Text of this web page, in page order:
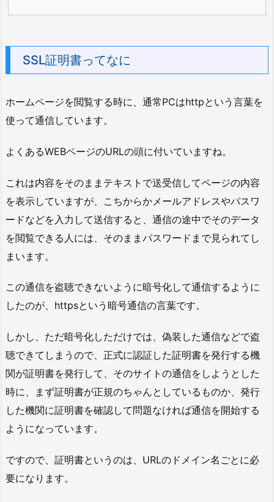
SSL証明書ってなに
ホームページを閲覧する時に、通常PCはhttpという言葉を
使って通信しています。
よくあるWEBページのURLの頭に付いていますね。
これは内容をそのままテキストで送受信してページの内容
を表示していますが、こちからかメールアドレスやパスワ
ードなどを入力して送信すると、通信の途中でそのデータ
を閲覧できる人には、そのままパスワードまで見られてし
まいます。
この通信を盗聴できないように暗号化して通信するように
したのが、httpsという暗号通信の言葉です。
しかし、ただ暗号化しただけでは、偽装した通信などで盗
聴できてしまうので、正式に認証した証明書を発行する機
関が証明書を発行して、そのサイトの通信をしようとした
時に、まず証明書が正規のちゃんとしているものか、発行
した機関に証明書を確認して問題なければ通信を開始する
ようになっています。
ですので、証明書というのは、URLのドメイン名ごとに必
要になります。